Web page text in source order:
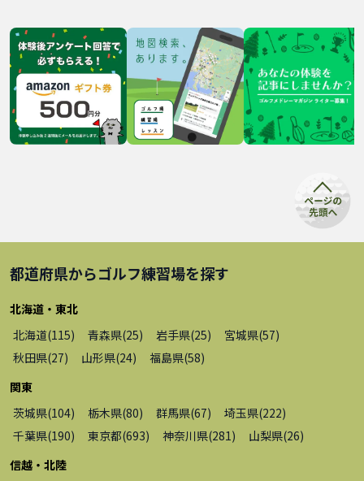
都道府県からゴルフ練習場を探す
北海道・東北
北海道(115) 青森県(25) 岩手県(25) 宮城県(57)
秋田県(27) 山形県(24) 福島県(58)
関東
茨城県(104) 栃木県(80) 群馬県(67) 埼玉県(222)
千葉県(190) 東京都(693) 神奈川県(281 ) 山梨県(26)
信越・北陸